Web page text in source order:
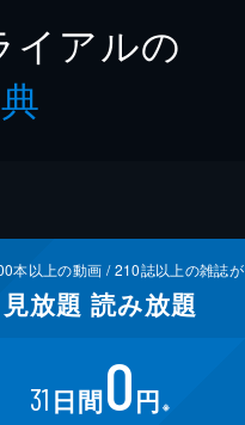
イアルの
本以上の動画 /210誌以上の雑誌が
見放題 読み放題
31 日間0円 ※